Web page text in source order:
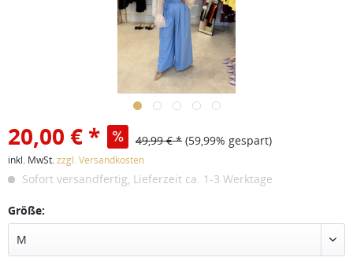
20,00 € * 49,99 € * (59,99% gespart)
inkl. MwSt.zzgl. Versandkosten
Sofort versandfertig, Lieferzeit ca. 1-3 Werktage
Größe:
M